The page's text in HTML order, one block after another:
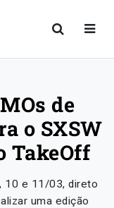
de
o SXSW
TakeOff
10 e 11/03, direto
uma edição